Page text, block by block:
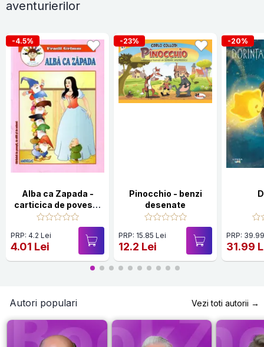
aventurierilor
-4.5%
Alba ca Zapada -
carticica de povesti,
de citit si de colorat
PRP: 4.2 Lei
4.01 Lei
-23%
Pinocchio - benzi
desenate
PRP: 15.85 Lei
12.2 Lei
-20%
PRP:
31.99
Autori populari Vezi toti autorii →